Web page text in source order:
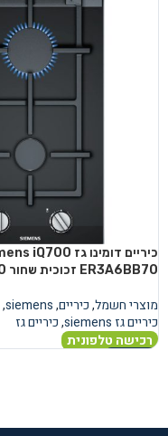
ER3A6BB70 זכוכית שחור 30 ס"מ
מוצרי חשמל,כיריים,
siemens
,
כיריים גז siemens
,כיריים גז
רכישה טלפונית